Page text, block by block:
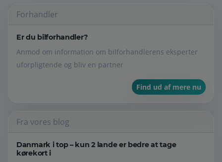
Forhandler
Er du bilforhandler?
Anmod om information om bilforhandlerens eksperter
uforpligtende og bliv en partner
Find ud af mere nu
Fra vores blog
Danmark i top – kun 2 lande er bedre at tage
kørekort i